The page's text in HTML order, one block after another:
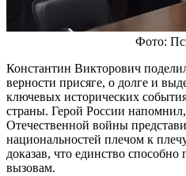
Фото:
Константин Викторович
верности присяге, о долге и
ключевых исторических
страны. Герой России
Отечественной войны
национальностей плечом к
доказав, что единство
вызовам.